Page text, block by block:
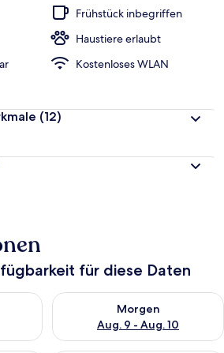
Frühstück inbegriffen
Haustiere erlaubt
Kostenloses WLAN
(12)
für diese Daten
für heute Nacht, Aug. 8 - Aug. 9.
Morgen
Aug. 9 - Aug. 10
Überprüfe die Verfügbarkeit